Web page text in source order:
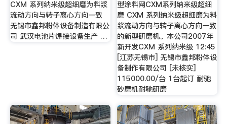
CXM 系列纳米级超细磨为料浆
流动方向与转子离心方向一致
无锡市鑫邦粉体设备制造有限公
司 武汉电池片焊接设备生产 …
型涂料网CXM系列纳米级超细
磨 CXM 系列纳米级超细磨为料
浆流动方向与转子离心方向一致
的新型研磨机。本公司2007年
新开发CXM 系列纳米级 12:45
[江苏无锡市] 无锡市鑫邦粉体设
备制作有限公司 [未核实]
115000.00/台 1台起订 耐驰
砂磨机耐驰研磨